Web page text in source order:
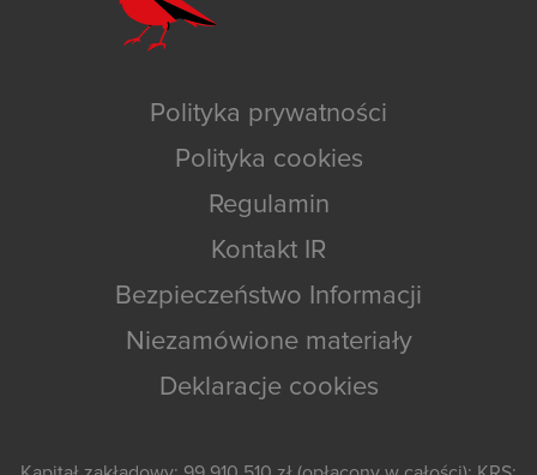
Polityka prywatności
Polityka cookies
Regulamin
Kontakt IR
Bezpieczeństwo Informacji
Niezamówione materiały
Deklaracje cookies